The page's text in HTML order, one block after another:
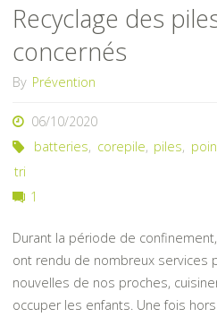
Recyclage des
concernés
By Prévention
06/10/2020
batteries, corepile, piles,
tri
1
Durant la période de
ont rendu de nombreux services
nouvelles de nos proches,
occuper les enfants. Une fois